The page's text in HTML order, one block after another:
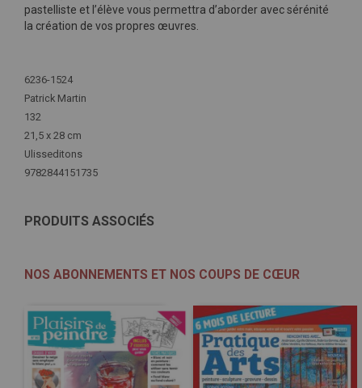
pastelliste et l’élève vous permettra d’aborder avec sérénité
la création de vos propres œuvres.
d'infos
6236-1524
Patrick Martin
132
21,5 x 28 cm
Ulisseditons
9782844151735
PRODUITS ASSOCIÉS
NOS ABONNEMENTS ET NOS COUPS DE CŒUR